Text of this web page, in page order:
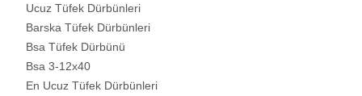
Ucuz Tüfek Dürbünleri
Barska Tüfek Dürbünleri
Bsa Tüfek Dürbünü
Bsa 3-12x40
En Ucuz Tüfek Dürbünleri